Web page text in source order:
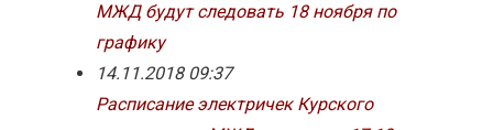
МЖД будут следовать 18 ноября по
графику
14.11.2018 09:37
Расписание электричек Курского